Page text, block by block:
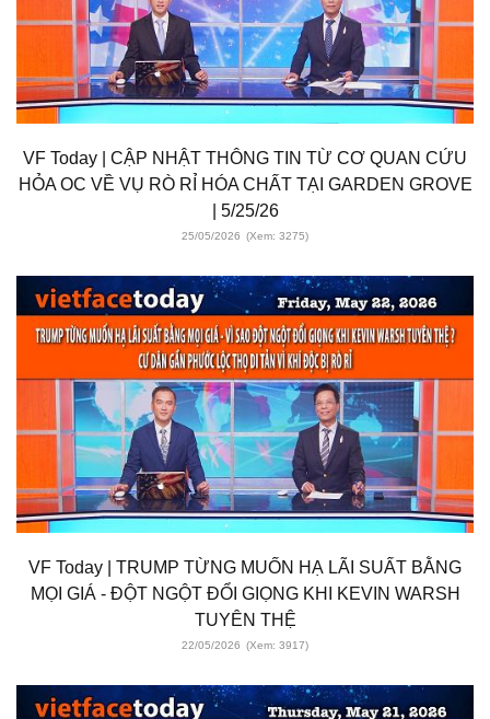
VF Today | CẬP NHẬT THÔNG TIN TỪ CƠ QUAN CỨU
HỎA OC VỀ VỤ RÒ RỈ HÓA CHẤT TẠI GARDEN GROVE
| 5/25/26
25/05/2026 (Xem: 3275)
VF Today | TRUMP TỪNG MUỐN HẠ LÃI SUẤT BẰNG
MỌI GIÁ - ĐỘT NGỘT ĐỔI GIỌNG KHI KEVIN WARSH
TUYÊN THỆ
22/05/2026 (Xem: 3917)